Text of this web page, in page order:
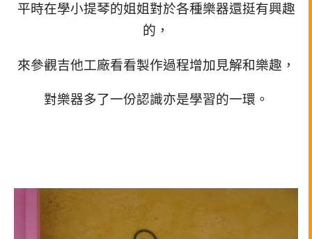
平時在學小提琴的姐姐對於各種樂器還挺有興趣
的，
來參觀吉他工廠看看製作過程增加見解和樂趣，
對樂器多了一份認識亦是學習的一環。